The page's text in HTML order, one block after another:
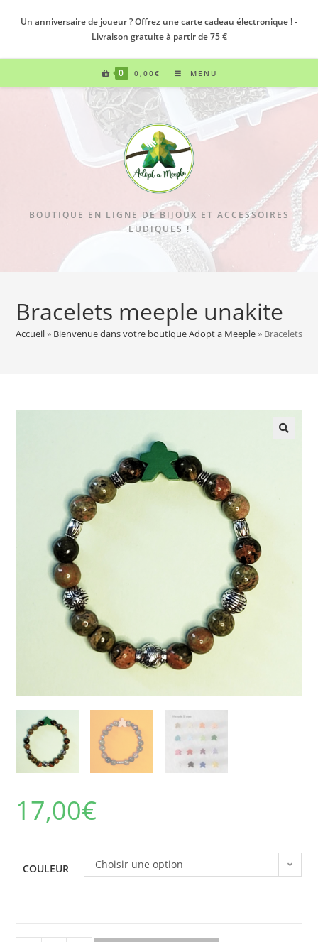
Un anniversaire de joueur ? Offrez une carte cadeau électronique ! -
Livraison gratuite à partir de 75 €
0 0,00€ MENU
BOUTIQUE EN LIGNE DE BIJOUX ET ACCESSOIRES
LUDIQUES !
Bracelets meeple unakite
Accueil» Bienvenue dans votre boutique Adopt a Meeple» Bracelets
17,00€
COULEUR Choisir une option